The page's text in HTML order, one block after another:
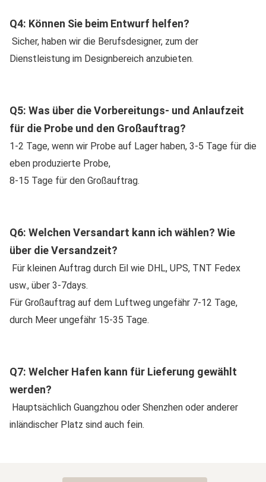
Q4: Können Sie beim Entwurf helfen?
Sicher, haben wir die Berufsdesigner, zum der
Dienstleistung im Designbereich anzubieten.
Q5: Was über die Vorbereitungs- und Anlaufzeit
für die Probe und den Großauftrag?
1-2 Tage, wenn wir Probe auf Lager haben, 3-5 Tage für die
eben produzierte Probe,
8-15 Tage für den Großauftrag.
Q6: Welchen Versandart kann ich wählen? Wie
über die Versandzeit?
Für kleinen Auftrag durch Eil wie DHL, UPS, TNT Fedex
usw., über 3-7days.
Für Großauftrag auf dem Luftweg ungefähr 7-12 Tage,
durch Meer ungefähr 15-35 Tage.
Q7: Welcher Hafen kann für Lieferung gewählt
werden?
Hauptsächlich Guangzhou oder Shenzhen oder anderer
inländischer Platz sind auch fein.